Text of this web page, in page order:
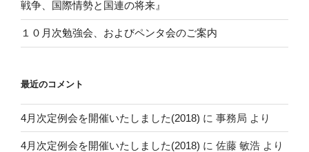
戦争、国際情勢と国連の将来』
１０月次勉強会、およびペンタ会のご案内
最近のコメント
4月次定例会を開催いたしました(2018) に 事務局 より
4月次定例会を開催いたしました(2018) に 佐藤 敏浩 より